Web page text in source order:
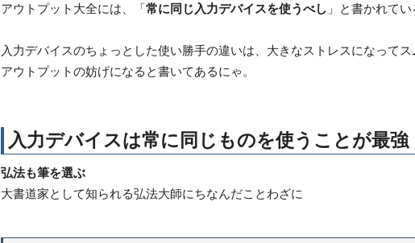
アウトプット大全には、「常に同じ入力デバイスを使うべし 」と書かれて
入力デバイスのちょっとした使い勝手の違いは、大きなストレスになって
アウトプットの妨げになると書いてあるにゃ。
入力デバイスは常に同じものを使うことが最強
弘法も筆を選ぶ
大書道家として知られる弘法大師にちなんだことわざに